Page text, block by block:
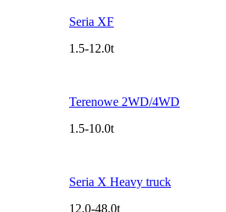
Seria XF
1.5-12.0t
Terenowe 2WD/4WD
1.5-10.0t
Seria X Heavy truck
12.0-48.0t